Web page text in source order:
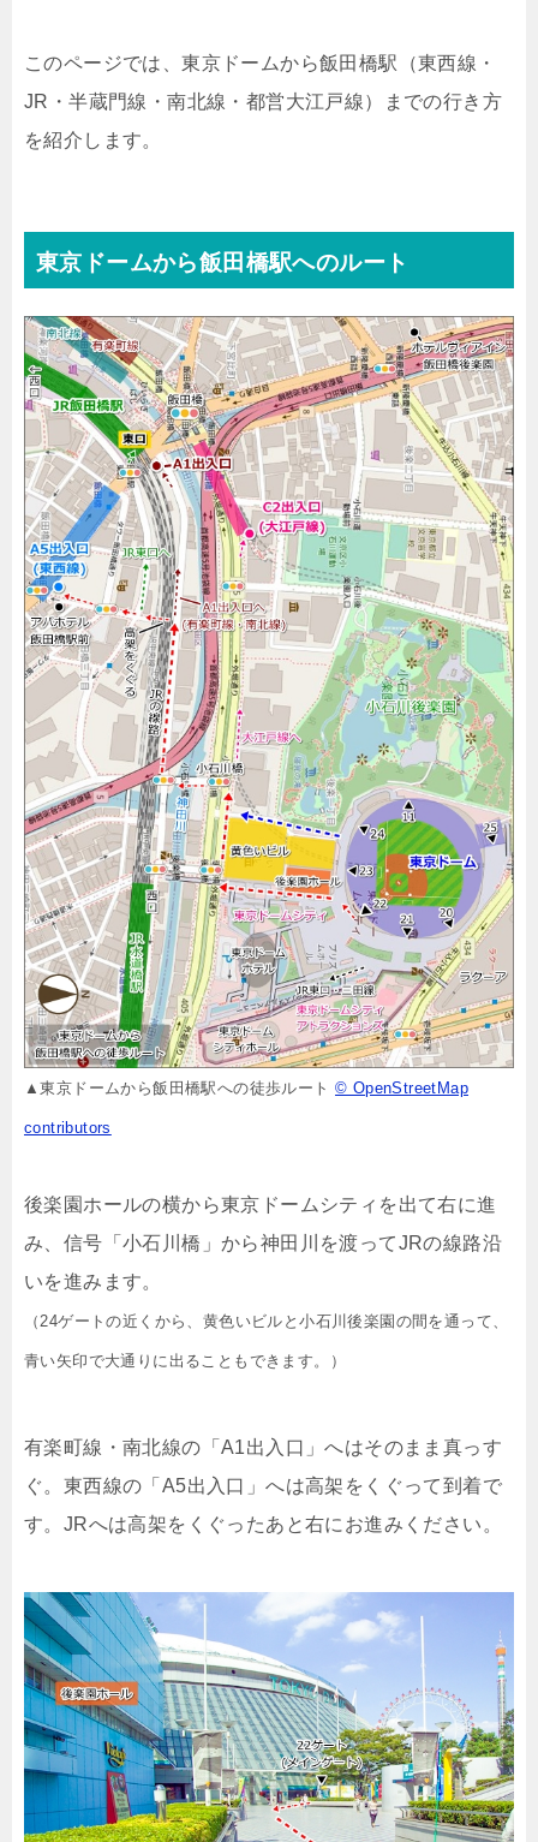
このページでは、東京ドームから飯田橋駅（東西線・
JR・半蔵門線・南北線・都営大江戸線）までの行き方
を紹介します。
東京ドームから飯田橋駅へのルート
▲東京ドームから飯田橋駅への徒歩ルート © OpenStreetMap
contributors
後楽園ホールの横から東京ドームシティを出て右に進
み、信号「小石川橋」から神田川を渡ってJRの線路沿
いを進みます。
（24ゲートの近くから、黄色いビルと小石川後楽園の間を通って、
青い矢印で大通りに出ることもできます。）
有楽町線・南北線の「A1出入口」へはそのまま真っす
ぐ。東西線の「A5出入口」へは高架をくぐって到着で
す。JRへは高架をくぐったあと右にお進みください。